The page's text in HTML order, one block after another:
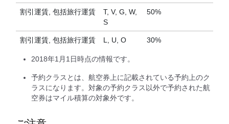
割引運賃, 包括旅行運賃
T, V, G, W,
S
50%
割引運賃, 包括旅行運賃 L, U, O 30%
2018年1月1日時点の情報です。
予約クラスとは、航空券上に記載されている予約上のク
ラスになります。対象の予約クラス以外で予約された航
空券はマイル積算の対象外です。